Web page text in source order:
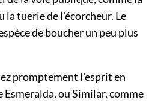
tuerie de l'écorcheur. Le
de boucher un peu plus
promptement l'esprit en
Esmeralda, ou Similar, comme